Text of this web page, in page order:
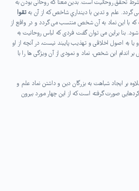
شرط تحقق روحانیت است. بدین معنا که روحانی بودن به
علم و تدین با دینداري شاخص که از آن بهتقوا
با این نماد به آن شخص منتسب می گردد و در واقع از
براین می توان گفت فردی که لباس روحانیت به
یا به اصول اخلاقی و تهذیب پایبند نیست، در آنچه از او
اندام این شخص، نماد و نمودی از آن ویژگی ها را با
بر ایجاد شباهت به بزرگان دین و داشتن نماد علم و
صورت گرفته است که از این چهار مورد بیرون